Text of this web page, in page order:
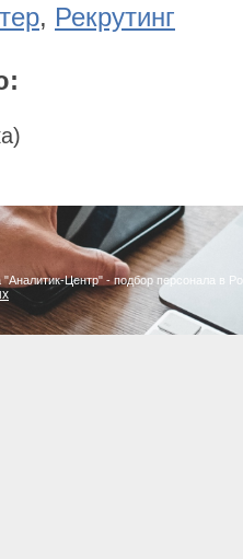
, Рекрутинг
"Аналитик-Центр" - подбор персонала в